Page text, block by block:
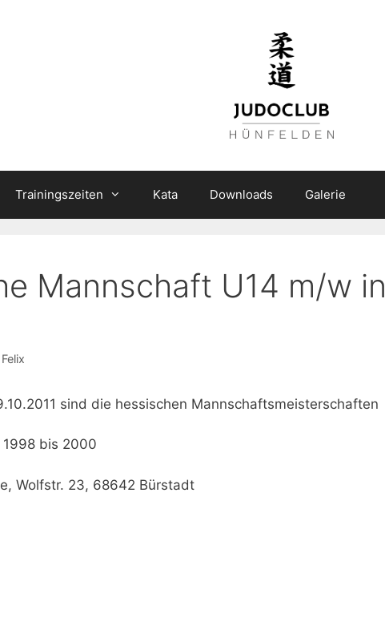
Trainingszeiten Kata Downloads Galerie
Mannschaft U14 m/w in
Felix
sind die hessischen Mannschaftsmeisterschaften
bis 2000
Wolfstr. 23, 68642 Bürstadt